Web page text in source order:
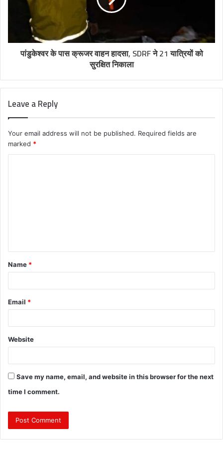
पांडुकेश्वर के पास क्रूजर वाहन हादसा, SDRF ने 21 यात्रियों को
सुरक्षित निकाला
Leave a Reply
Your email address will not be published. Required fields are
marked *
t
*
Name *
Email *
Website
Save my name, email, and website in this browser for the next
time I comment.